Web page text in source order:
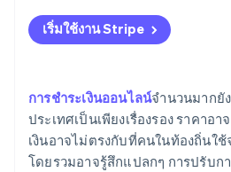
ศักยภาพในการสร้างรายรับ
เริ่มต้นอย่างกว้างๆ แล้วลงลึก
ซื่อสัตย์เกี่ยวกับข้อจํากัดภายใน
ระบุวิธีการชําระเงินที่เหมาะสม
แสดงราคาในสกุลเงินท้องถิ่น
ให้ความสําคัญกับประสบการณ์
รวมการปฏิบัติตามข้อกําหนดไว้ใ
เริ่มใช้งาน Stripe
การชําระเงินออนไลน์จํานวนมากยั
ประเทศเป็นเพียงเรื่องรอง ราคาอ
เงินอาจไม่ตรงกับที่คนในท้องถิ่นใ
โดยรวมอาจรู้สึกแปลกๆ การปรับก